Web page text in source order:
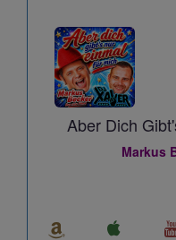
Aber Dich
Markus